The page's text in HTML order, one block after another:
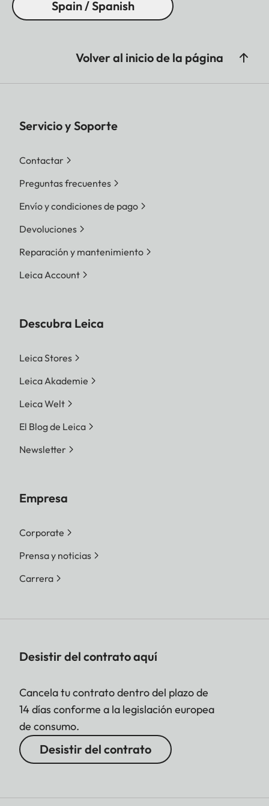
Spain / Spanish
Volver al inicio de la página
Servicio y Soporte
Contactar
Preguntas frecuentes
Envío y condiciones de pago
Devoluciones
Reparación y mantenimiento
Leica Account
Descubra Leica
Leica Stores
Leica Akademie
Leica Welt
El Blog de Leica
Newsletter
Empresa
Corporate
Prensa y noticias
Carrera
Desistir del contrato aquí
Cancela tu contrato dentro del plazo de
14 días conforme a la legislación europea
de consumo.
Desistir del contrato